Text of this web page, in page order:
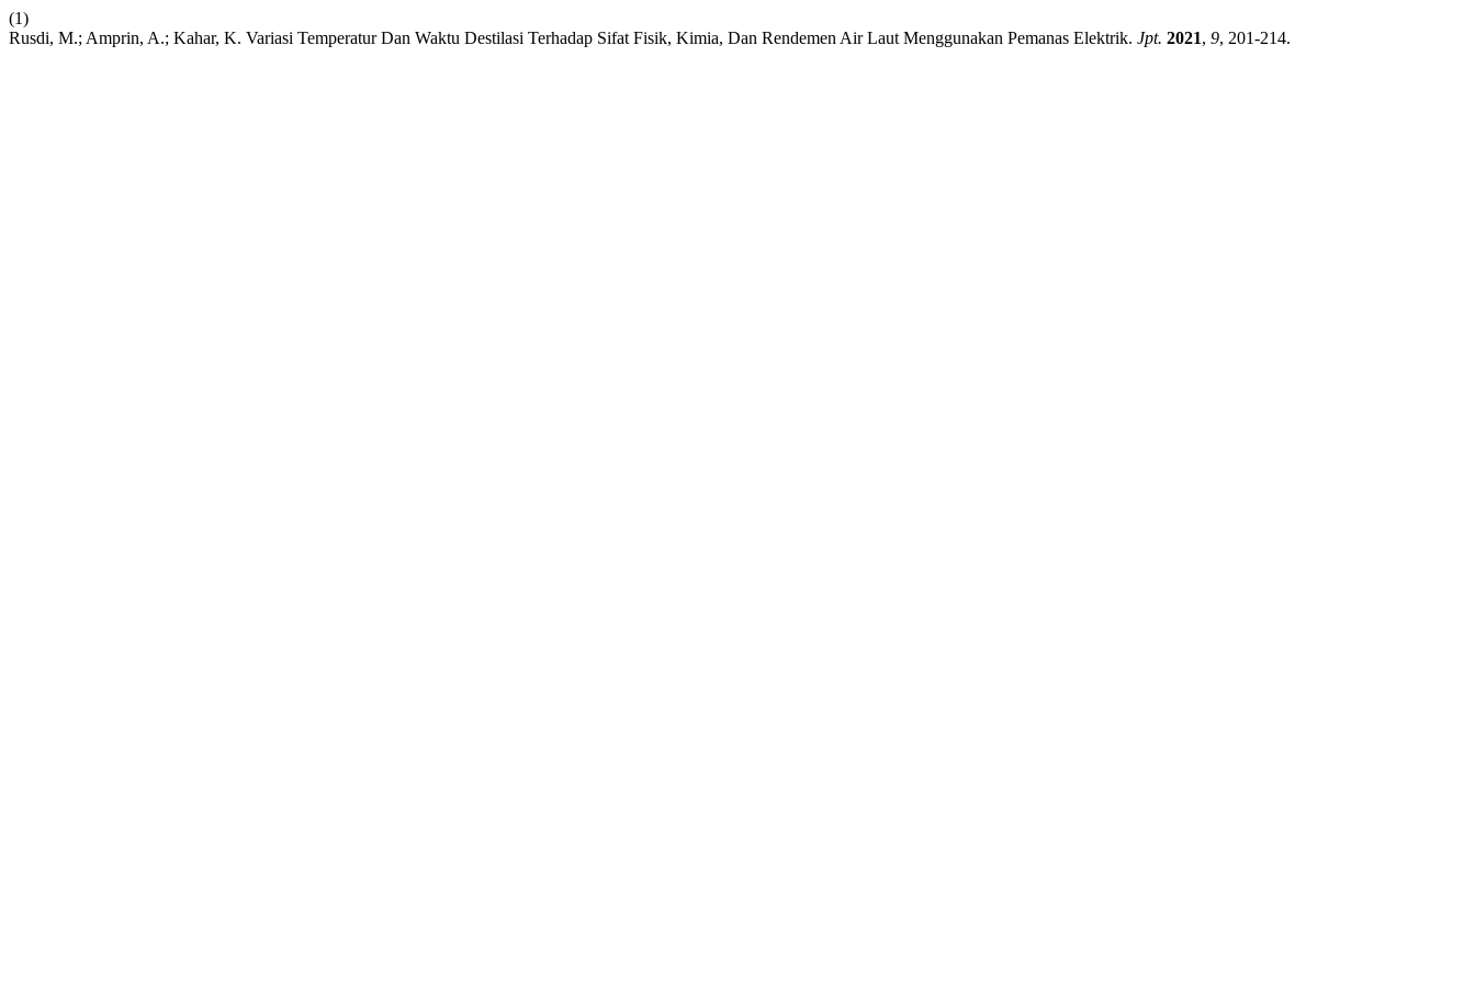
(1)
Rusdi, M.; Amprin, A.; Kahar, K. Variasi Temperatur Dan Waktu Destilasi Terhadap Sifat Fisik, Kimia, Dan Rendemen Air Laut Menggunakan Pemanas Elektrik. Jpt. 2021, 9, 201-214.